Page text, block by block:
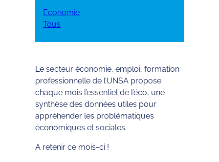
Economie
Tous
Le secteur économie, emploi, formation
professionnelle de l’UNSA propose
chaque mois l’essentiel de l’éco, une
synthèse des données utiles pour
appréhender les problématiques
économiques et sociales.
A retenir ce mois-ci !